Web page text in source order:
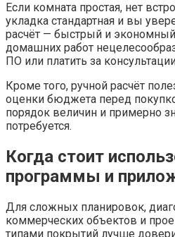
Если комната простая, нет
укладка стандартная и вы
расчёт — быстрый и
домашних работ
ПО или платить за
Кроме того, ручной расчёт
оценки бюджета перед
порядок величин и примерно
потребуется.
Когда стоит
программы и
Для сложных планировок,
коммерческих объектов и
типами покрытий лучше